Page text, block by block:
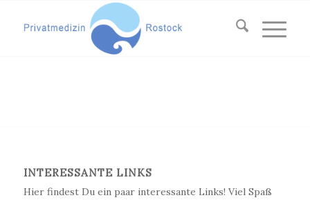
INTERESSANTE LINKS
Hier findest Du ein paar interessante Links! Viel Spaß